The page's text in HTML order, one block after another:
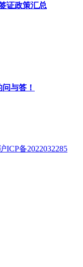
证政策汇总
与答！
ICP备2022032285